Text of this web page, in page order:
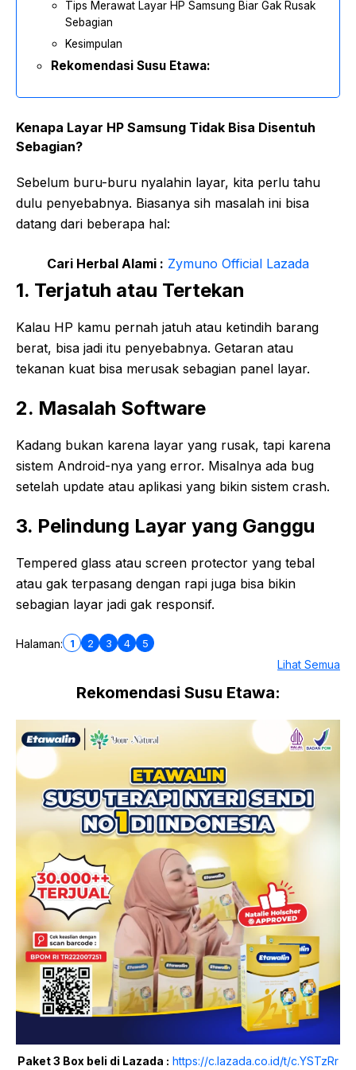
Tips Merawat Layar HP Samsung Biar Gak Rusak
Sebagian
Kesimpulan
Rekomendasi Susu Etawa:
Kenapa Layar HP Samsung Tidak Bisa Disentuh
Sebagian?
Sebelum buru-buru nyalahin layar, kita perlu tahu
dulu penyebabnya. Biasanya sih masalah ini bisa
datang dari beberapa hal:
Cari Herbal Alami : Zymuno Official Lazada
1. Terjatuh atau Tertekan
Kalau HP kamu pernah jatuh atau ketindih barang
berat, bisa jadi itu penyebabnya. Getaran atau
tekanan kuat bisa merusak sebagian panel layar.
2. Masalah Software
Kadang bukan karena layar yang rusak, tapi karena
sistem Android-nya yang error. Misalnya ada bug
setelah update atau aplikasi yang bikin sistem crash.
3. Pelindung Layar yang Ganggu
Tempered glass atau screen protector yang tebal
atau gak terpasang dengan rapi juga bisa bikin
sebagian layar jadi gak responsif.
Halaman: 1 2 3 4 5
Lihat Semua
Rekomendasi Susu Etawa:
Paket 3 Box beli di Lazada : https://c.lazada.co.id/t/c.YSTzRr